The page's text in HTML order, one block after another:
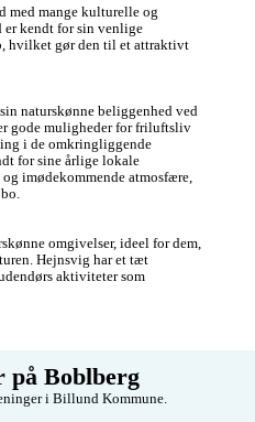
med mange kulturelle og
er kendt for sin venlige
hvilket gør den til et attraktivt
naturskønne beliggenhed ved
gode muligheder for friluftsliv
i de omkringliggende
for sine årlige lokale
imødekommende atmosfære,
omgivelser, ideel for dem,
Hejnsvig har et tæt
aktiviteter som
på Boblberg
i Billund Kommune.